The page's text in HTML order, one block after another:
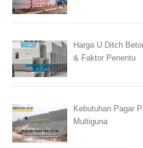
Harga U Ditch
& Faktor Penentu
Kebutuhan Pagar
Multiguna